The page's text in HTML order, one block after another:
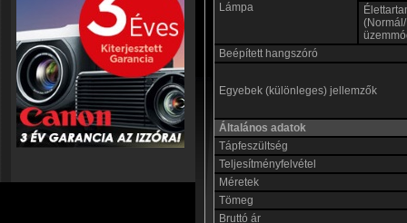
Lámpa
Beépített hangszóró
Egyebek (különleges) jellemzők
Általános adatok
Tápfeszültség
Teljesítményfelvétel
Méretek
Tömeg
Bruttó ár